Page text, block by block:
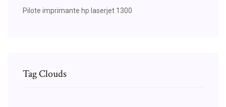
Pilote imprimante hp laserjet 1300
Tag Clouds